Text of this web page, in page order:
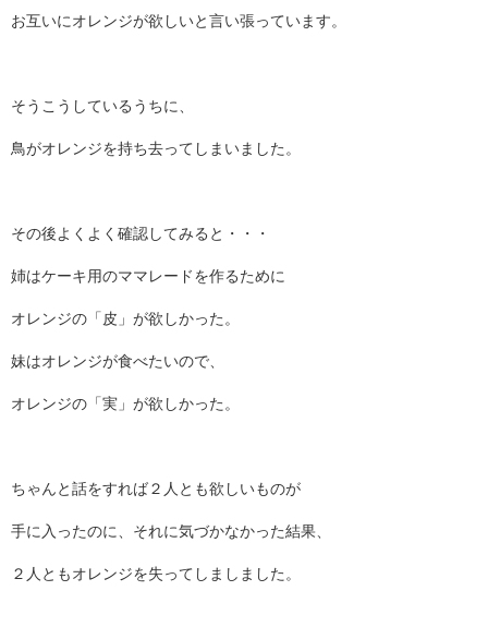
お互いにオレンジが欲しいと言い張っています。
そうこうしているうちに、
鳥がオレンジを持ち去ってしまいました。
その後よくよく確認してみると・・・
姉はケーキ用のママレードを作るために
オレンジの「皮」が欲しかった。
妹はオレンジが食べたいので、
オレンジの「実」が欲しかった。
ちゃんと話をすれば２人とも欲しいものが
手に入ったのに、それに気づかなかった結果、
２人ともオレンジを失ってしましました。